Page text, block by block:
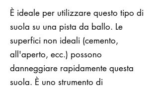
È ideale per utilizzare questo tipo di
suola su una pista da ballo. Le
superfici non ideali (cemento,
all'aperto, ecc.) possono
danneggiare rapidamente questa
suola. È uno strumento di